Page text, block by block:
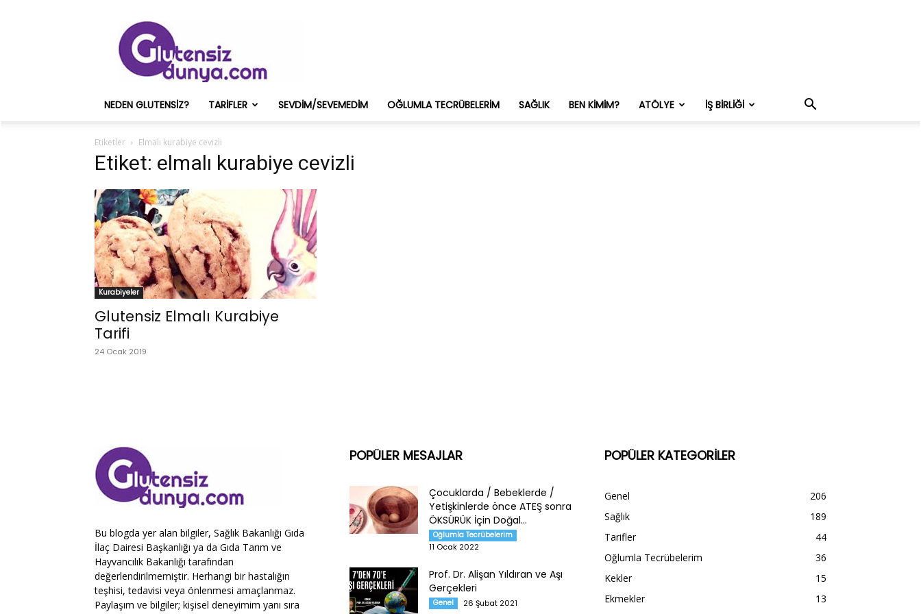
ve
Onun
Sağlık
Deneyimleri
NEDEN GLUTENSIZ? TARIFLER SEVDIM/SEVEMEDIM OĞLUMLA TECRÜBELERIM SAĞLIK BEN KIMIM? ATÖLYE İŞ BIRLIĞI
Etiketler Elmalı kurabiye cevizli
Etiket: elmalı kurabiye cevizli
Kurabiyeler
Glutensiz Elmalı Kurabiye
Tarifi
24 Ocak 2019
Bu blogda yer alan bilgiler, Sağlık Bakanlığı Gıda
İlaç Dairesi Başkanlığı ya da Gıda Tarım ve
Hayvancılık Bakanlığı tarafından
değerlendirilmemiştir. Herhangi bir hastalığın
teşhisi, tedavisi veya önlenmesi amaçlanmaz.
Paylaşım ve bilgiler; kişisel deneyimim yanı sıra
POPÜLER MESAJLAR
Çocuklarda / Bebeklerde /
Yetişkinlerde önce ATEŞ sonra
ÖKSÜRÜK İçin Doğal...
Oğlumla Tecrübelerim
11 Ocak 2022
Prof. Dr. Alişan Yıldıran ve Aşı
Gerçekleri
Genel 26 Şubat 2021
POPÜLER KATEGORİLER
Genel
206
Sağlık
189
Tarifler
44
Oğlumla Tecrübelerim
36
Kekler
15
Ekmekler
13